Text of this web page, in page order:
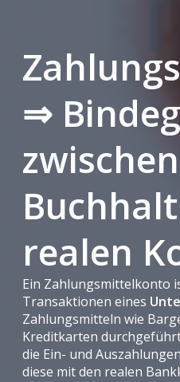
⇒
zwischen
realen
Ein Zahlungsmittelkonto
Transaktionen eines
Zahlungsmitteln wie
Kreditkarten
die Ein- und
diese mit den realen